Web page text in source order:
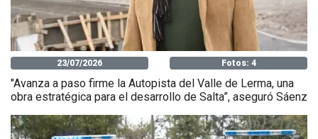
23/07/2026 Fotos: 4
"Avanza a paso firme la Autopista del Valle de Lerma, una
obra estratégica para el desarrollo de Salta”, aseguró Sáenz